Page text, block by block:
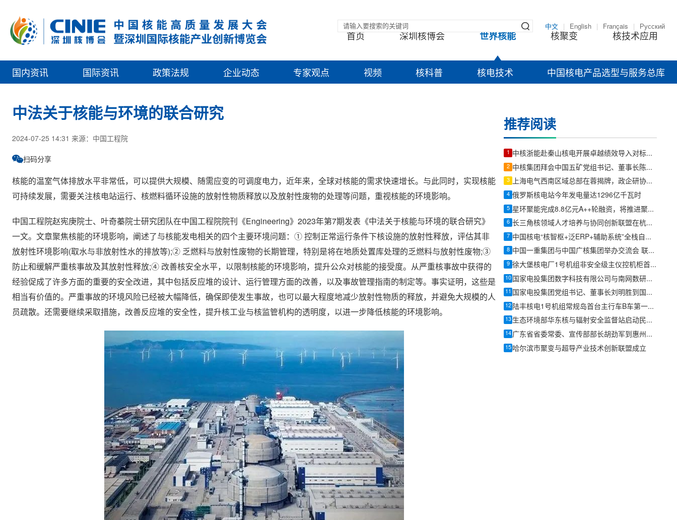
中文 English Français Русский
首页 深圳核博会 世界核能 核聚变 核技术应用
国内资讯 国际资讯 政策法规 企业动态 专家观点 视频 核科普 核电技术 中国核电产品选型与服务总库
中法关于核能与环境的联合研究
2024-07-25 14:31 来源：中国工程院
扫码分享
核能的温室气体排放水平非常低，可以提供大规模、随需应变的可调度电力，近年来，全球对核能的需求快速增长。与此同时，实现核能
可持续发展，需要关注核电站运行、核燃料循环设施的放射性物质释放以及放射性废物的处理等问题，重视核能的环境影响。
中国工程院赵宪庚院士、叶奇蓁院士研究团队在中国工程院院刊《Engineering》2023年第7期发表《中法关于核能与环境的联合研究》
一文。文章聚焦核能的环境影响，阐述了与核能发电相关的四个主要环境问题：① 控制正常运行条件下核设施的放射性释放，评估其非
放射性环境影响(取水与非放射性水的排放等);② 乏燃料与放射性废物的长期管理，特别是将在地质处置库处理的乏燃料与放射性废物;③
防止和缓解严重核事故及其放射性释放;④ 改善核安全水平，以限制核能的环境影响，提升公众对核能的接受度。从严重核事故中获得的
经验促成了许多方面的重要的安全改进，其中包括反应堆的设计、运行管理方面的改善，以及事故管理指南的制定等。事实证明，这些是
相当有价值的。严重事故的环境风险已经被大幅降低，确保即使发生事故，也可以最大程度地减少放射性物质的释放，并避免大规模的人
员疏散。还需要继续采取措施，改善反应堆的安全性，提升核工业与核监管机构的透明度，以进一步降低核能的环境影响。
推荐阅读
1 中核浙能赴秦山核电开展卓越绩效导入对标交流
2 中核集团拜会中国五矿党组书记、董事长陈得信
3 上海电气西南区域总部在蓉揭牌，政企研协同共筑绿色能源新高地
4 俄罗斯核电站今年发电量达1296亿千瓦时
5 星环聚能完成8.8亿元A++轮融资，将推进聚变装置与关键技术工程化
6 长三角核领域人才培养与协同创新联盟在杭举办核能零碳供热技术与人才培养座谈会
7 中国核电“核智枢+泛ERP+辅助系统”全栈自主可控经营管理平台正式上线
8 中国一重集团与中国广核集团举办交流会 联合攻坚华龙一号2.0示范项目
9 徐大堡核电厂1号机组非安全级主仪控机柜首批设备顺利到货
10 国家电投集团数字科技有限公司与南网数研院座谈交流
11 国家电投集团党组书记、董事长刘明胜到国核莱阳调研
12 陆丰核电1号机组常规岛首台主行车B车第一根主梁吊装就位
13 生态环境部华东核与辐射安全监督站启动民用核安全设备安装单位防造假专项检查
14 广东省省委常委、宣传部部长胡劲军到惠州调研：向海图强加快推动海洋经济高质量发展
15 哈尔滨市聚变与超导产业技术创新联盟成立